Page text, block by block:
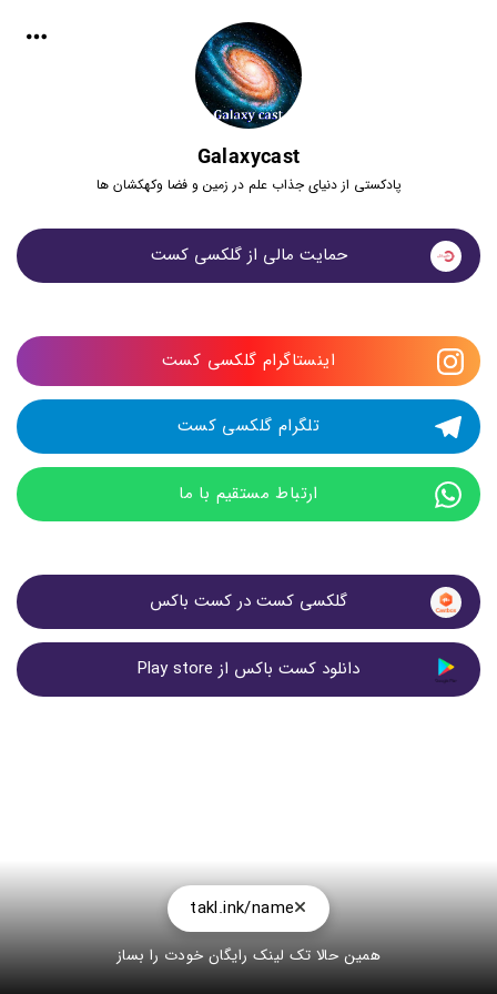
Galaxycast
پادکستی از دنیای جذاب علم در زمین و فضا وکهکشان ها
حمایت مالی از گلکسی کست
اینستاگرام گلکسی کست
تلگرام گلکسی کست
ارتباط مستقیم با ما
گلکسی کست در کست باکس
دانلود کست باکس از Play store
takl.ink/name
همین حالا تک لینک رایگان خودت را بساز